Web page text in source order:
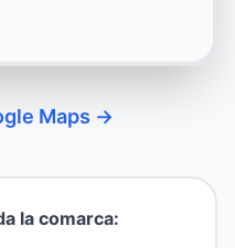
Maps →
la comarca: